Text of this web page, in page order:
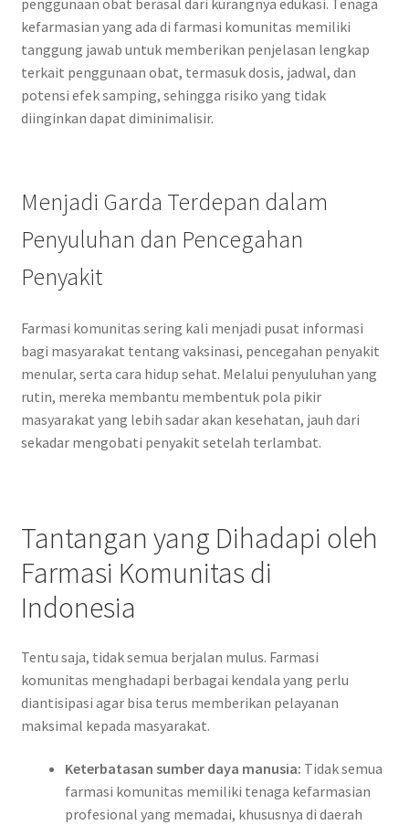
kefarmasian yang ada di farmasi komunitas memiliki
tanggung jawab untuk memberikan penjelasan lengkap
terkait penggunaan obat, termasuk dosis, jadwal, dan
potensi efek samping, sehingga risiko yang tidak
diinginkan dapat diminimalisir.
Menjadi Garda Terdepan dalam
Penyuluhan dan Pencegahan
Penyakit
Farmasi komunitas sering kali menjadi pusat informasi
bagi masyarakat tentang vaksinasi, pencegahan penyakit
menular, serta cara hidup sehat. Melalui penyuluhan yang
rutin, mereka membantu membentuk pola pikir
masyarakat yang lebih sadar akan kesehatan, jauh dari
sekadar mengobati penyakit setelah terlambat.
Tantangan yang Dihadapi oleh
Farmasi Komunitas di
Indonesia
Tentu saja, tidak semua berjalan mulus. Farmasi
komunitas menghadapi berbagai kendala yang perlu
diantisipasi agar bisa terus memberikan pelayanan
maksimal kepada masyarakat.
Keterbatasan sumber daya manusia: Tidak semua
farmasi komunitas memiliki tenaga kefarmasian
profesional yang memadai, khususnya di daerah